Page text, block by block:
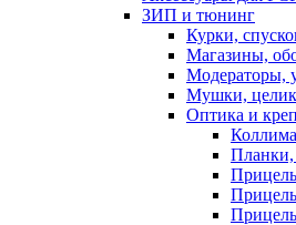
ЗИП и тюнинг
Курки,
Магазины,
Модераторы,
Мушки,
Оптика и
Планки,